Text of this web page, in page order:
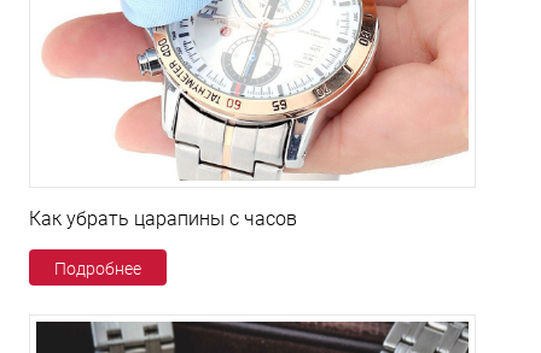
Как убрать царапины с часов
Подробнее